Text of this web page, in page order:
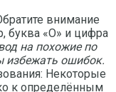
внимание
буква «О» и цифра
на похожие по
избежать ошибок.
Некоторые
к определённым